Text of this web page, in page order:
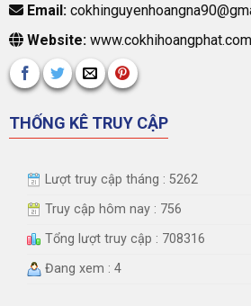
Email:
Website:www.cokhihoangphat.com
THỐNG KÊ TRUY CẬP
Lượt truy cập tháng : 5262
Truy cập hôm nay : 756
Tổng lượt truy cập : 708316
Đang xem : 4